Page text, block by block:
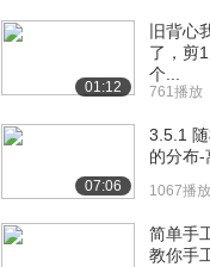
[16] 概论：课程回顾
1.3万播放
[17] 概论：概念地图初步
介绍
1.6万播放
01:12
旧背心
了，剪
个...
761播放
07:06
3.5.1
的分布-
1067播放
简单手
教你手